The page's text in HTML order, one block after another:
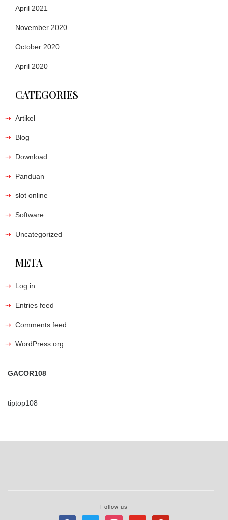
April 2021
November 2020
October 2020
April 2020
CATEGORIES
Artikel
Blog
Download
Panduan
slot online
Software
Uncategorized
META
Log in
Entries feed
Comments feed
WordPress.org
GACOR108
tiptop108
Follow us